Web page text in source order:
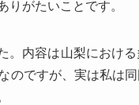
りがたいことです。
。内容は山梨におけ
のですが、実は私は